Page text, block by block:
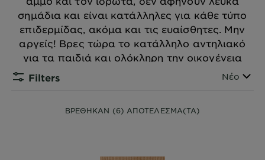
σημάδια και είναι κατάλληλες για κάθε τύπο
επιδερμίδας, ακόμα και τις ευαίσθητες. Μην
αργείς! Βρες τώρα το κατάλληλο αντηλιακό
για τα παιδιά και ολόκληρη την οικογένεια
από τη Garnier και το Ambre Solaire!
Filters Νέο
ΒΡΕΘΗΚΑΝ (6) ΑΠΟΤΕΛΕΣΜΑ(TA)